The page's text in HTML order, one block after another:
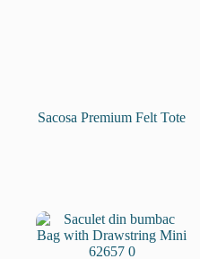
Sacosa Premium Felt Tote